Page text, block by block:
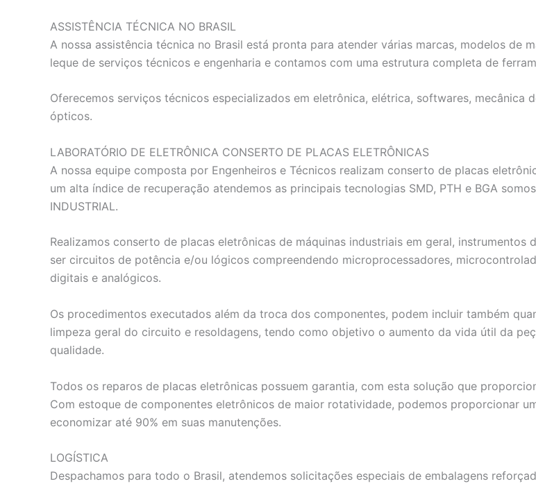
ASSISTÊNCIA TÉCNICA NO BRASIL
A nossa assistência técnica no Brasil está pronta para atender várias marcas, modelos de
leque de serviços técnicos e engenharia e contamos com uma estrutura completa de
Oferecemos serviços técnicos especializados em eletrônica, elétrica, softwares, mecânica
ópticos.
LABORATÓRIO DE ELETRÔNICA CONSERTO DE PLACAS ELETRÔNICAS
A nossa equipe composta por Engenheiros e Técnicos realizam conserto de placas
um alta índice de recuperação atendemos as principais tecnologias SMD, PTH e BGA
INDUSTRIAL.
Realizamos conserto de placas eletrônicas de máquinas industriais em geral,
ser circuitos de potência e/ou lógicos compreendendo microprocessadores,
digitais e analógicos.
Os procedimentos executados além da troca dos componentes, podem incluir também
limpeza geral do circuito e resoldagens, tendo como objetivo o aumento da vida útil da
qualidade.
Todos os reparos de placas eletrônicas possuem garantia, com esta solução que
Com estoque de componentes eletrônicos de maior rotatividade, podemos proporcionar
economizar até 90% em suas manutenções.
LOGÍSTICA
Despachamos para todo o Brasil, atendemos solicitações especiais de embalagens